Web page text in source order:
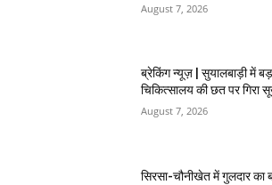
August 7, 2026
ब्रेकिंग न्यूज़ | सुयालबाड़ी में
चिकित्सालय की छत पर गिरा
August 7, 2026
सिरसा-चौनीखेत में गुलदार